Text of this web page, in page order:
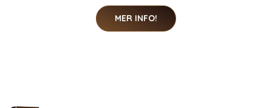
MER INFO!